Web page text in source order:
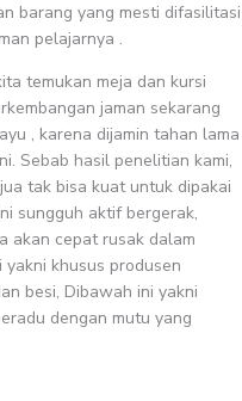
barang yang mesti difasilitasi
pelajarnya .
temukan meja dan kursi
jaman sekarang
, karena dijamin tahan lama
Sebab hasil penelitian kami,
tak bisa kuat untuk dipakai
sungguh aktif bergerak,
akan cepat rusak dalam
khusus produsen
besi, Dibawah ini yakni
dengan mutu yang